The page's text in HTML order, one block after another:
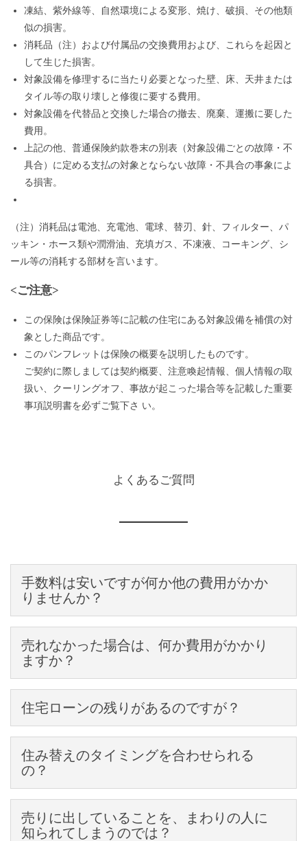
凍結、紫外線等、自然環境による変形、焼け、破損、その他類
似の損害。
消耗品（注）および付属品の交換費用および、これらを起因と
して生じた損害。
対象設備を修理するに当たり必要となった壁、床、天井または
タイル等の取り壊しと修復に要する費用。
対象設備を代替品と交換した場合の撤去、廃棄、運搬に要した
費用。
上記の他、普通保険約款巻末の別表（対象設備ごとの故障・不
具合）に定める支払の対象とならない故障・不具合の事象によ
る損害。
（注）消耗品は電池、充電池、電球、替刃、針、フィルター、パ
ッキン・ホース類や潤滑油、充填ガス、不凍液、コーキング、シ
ール等の消耗する部材を言います。
<ご注意>
この保険は保険証券等に記載の住宅にある対象設備を補償の対
象とした商品です。
このパンフレットは保険の概要を説明したものです。
ご契約に際しましては契約概要、注意喚起情報、個人情報の取
扱い、クーリングオフ、事故が起こった場合等を記載した重要
事項説明書を必ずご覧下さ い。
よくあるご質問
手数料は安いですが何か他の費用がかか
りませんか？
一切かかりません。
手数料が安いからといって、特別にかかる費用は一切ありませ
ん。
もちろん、サービスの質を落とすことはありません。
用などの諸費用が、一般の不動産会社と同様にかかります。
売れなかった場合は、何か費用がかかり
ますか？
一切かかりません。
クレインハウスでは、お客様の不動産が売れなかった場合、ま
た、なんらかの事情により売却を中止した場合であっても、仲介
住宅ローンの残りがあるのですが？
問題ございません。
多くの方が心配する問題ですが、一般的に住宅ローンの残債は、
売却した代金で返済しますので、特別に資金を用意する必要はあ
りません。
フが行いますので、ご安心ください。
住み替えのタイミングを合わせられる
の？
心配いりません。
引っ越しのタイミングはもちろん、不動産を売却代金を購入先へ
払い込む手続きなども、クレインハウスのベテランスタッフが的
売りに出していることを、まわりの人に
知られてしまうのでは？